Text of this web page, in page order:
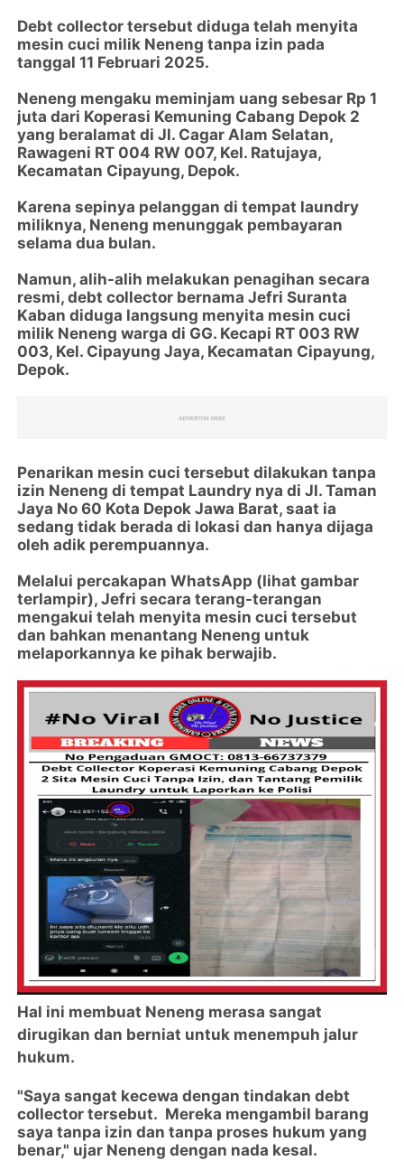
Debt collector tersebut diduga telah menyita
mesin cuci milik Neneng tanpa izin pada
tanggal 11 Februari 2025.
Neneng mengaku meminjam uang sebesar Rp 1
juta dari Koperasi Kemuning Cabang Depok 2
yang beralamat di Jl. Cagar Alam Selatan,
Rawageni RT 004 RW 007, Kel. Ratujaya,
Kecamatan Cipayung, Depok.
Karena sepinya pelanggan di tempat laundry
miliknya, Neneng menunggak pembayaran
selama dua bulan.
Namun, alih-alih melakukan penagihan secara
resmi, debt collector bernama Jefri Suranta
Kaban diduga langsung menyita mesin cuci
milik Neneng warga di GG. Kecapi RT 003 RW
003, Kel. Cipayung Jaya, Kecamatan Cipayung,
Depok.
Penarikan mesin cuci tersebut dilakukan tanpa
izin Neneng di tempat Laundry nya di Jl. Taman
Jaya No 60 Kota Depok Jawa Barat, saat ia
sedang tidak berada di lokasi dan hanya dijaga
oleh adik perempuannya.
Melalui percakapan WhatsApp (lihat gambar
terlampir), Jefri secara terang-terangan
mengakui telah menyita mesin cuci tersebut
dan bahkan menantang Neneng untuk
melaporkannya ke pihak berwajib.
Hal ini membuat Neneng merasa sangat
dirugikan dan berniat untuk menempuh jalur
hukum.
"Saya sangat kecewa dengan tindakan debt
collector tersebut. Mereka mengambil barang
saya tanpa izin dan tanpa proses hukum yang
benar," ujar Neneng dengan nada kesal.